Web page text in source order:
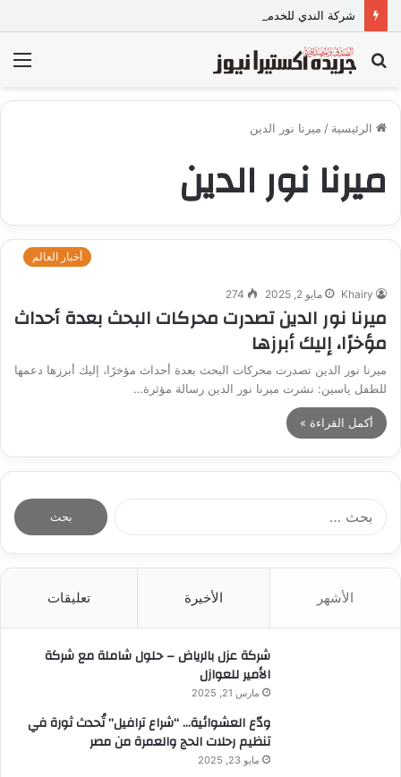
شركة الندي للخدمة المنزلية
بحث
الرئيسية / ميرنا نور الدين
ميرنا نور الدين
أخبار العالم
Khairy مايو 2, 2025 274
ميرنا نور الدين تصدرت محركات البحث بعدة أحداث
مؤخرًا، إليك أبرزها
ميرنا نور الدين تصدرت محركات البحث بعدة أحداث مؤخرًا، إليك أبرزها دعمها
للطفل ياسين: نشرت ميرنا نور الدين رسالة مؤثرة…
أكمل القراءة »
الأشهر الأخيرة تعليقات
شركة عزل بالرياض – حلول شاملة مع شركة
الأمير للعوازل
مارس 21, 2025
ودّع العشوائية… “شراع ترافيل” تُحدث ثورة في
تنظيم رحلات الحج والعمرة من مصر
مايو 23, 2025